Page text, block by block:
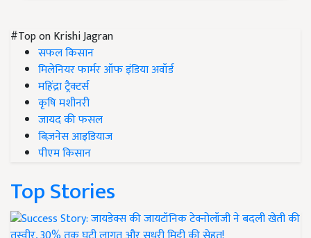
#Top on Krishi Jagran
सफल किसान
मिलेनियर फार्मर ऑफ इंडिया अवॉर्ड
महिंद्रा ट्रैक्टर्स
कृषि मशीनरी
जायद की फसल
बिज़नेस आइडियाज
पीएम किसान
Top Stories